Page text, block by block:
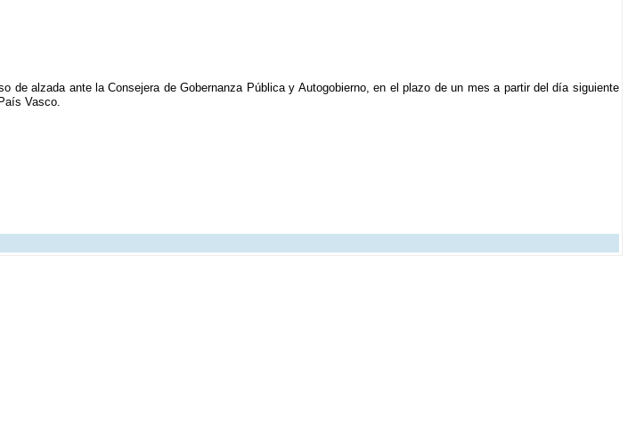
de alzada ante la Consejera de Gobernanza Pública y Autogobierno, en el plazo de un mes a partir del día siguiente
Vasco.